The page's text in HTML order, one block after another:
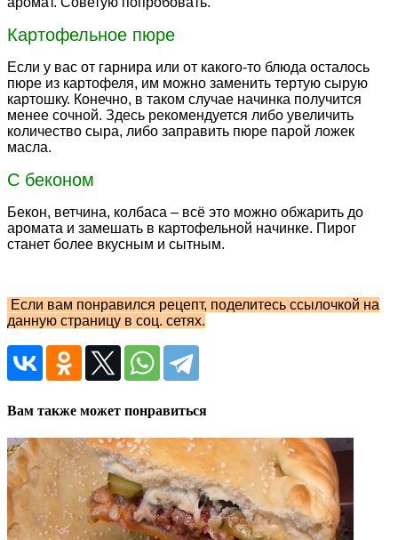
Картофельное пюре
Если у вас от гарнира или от какого-то блюда осталось
пюре из картофеля, им можно заменить тертую сырую
картошку. Конечно, в таком случае начинка получится
менее сочной. Здесь рекомендуется либо увеличить
количество сыра, либо заправить пюре парой ложек
масла.
С беконом
Бекон, ветчина, колбаса – всё это можно обжарить до
аромата и замешать в картофельной начинке. Пирог
станет более вкусным и сытным.
Если вам понравился рецепт, поделитесь ссылочкой на
данную страницу в соц. сетях.
Вам также может понравиться